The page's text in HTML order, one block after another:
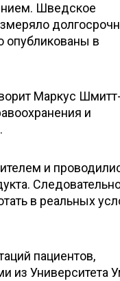
Шведское
опубликованы в
Маркус Шмитт-
и
и
в реальных
пациентов,
из Университета